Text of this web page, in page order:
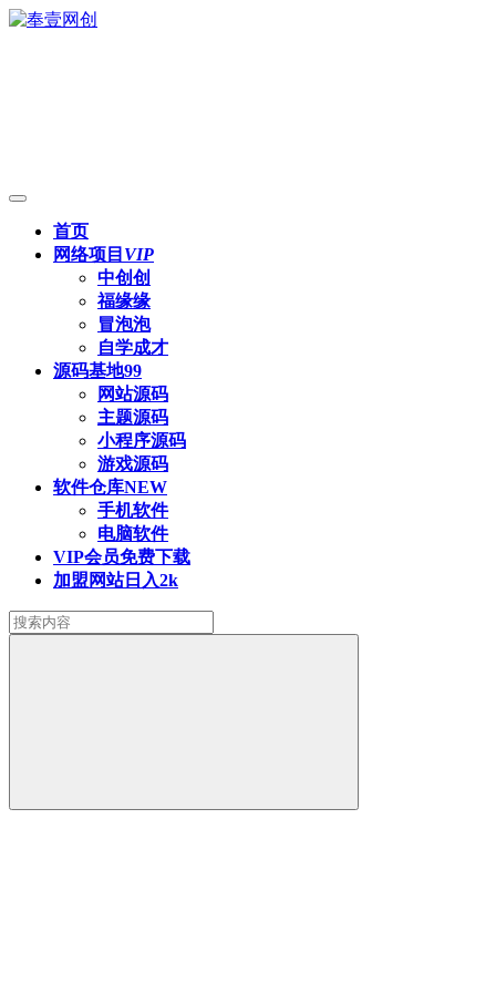
首页
网络项目 VIP
中创创
福缘缘
冒泡泡
自学成才
源码基地99
网站源码
主题源码
小程序源码
游戏源码
软件仓库NEW
手机软件
电脑软件
VIP会员免费下载
加盟网站日入2k